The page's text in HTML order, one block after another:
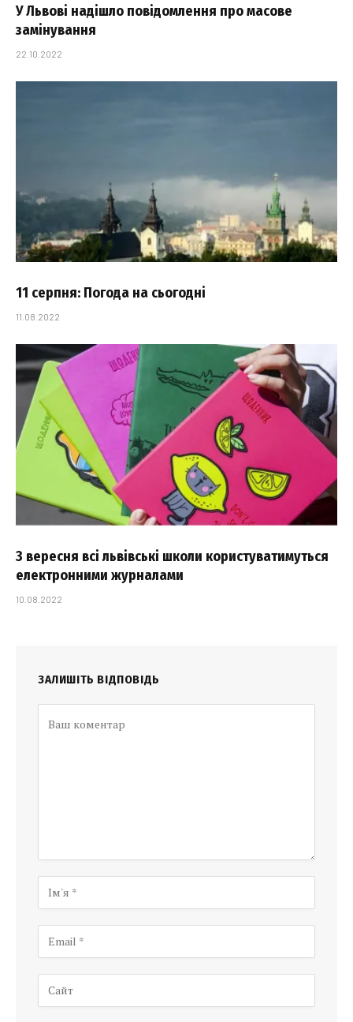
У Львові надішло повідомлення про масове
замінування
22.10.2022
11 серпня: Погода на сьогодні
11.08.2022
З вересня всі львівські школи користуватимуться
електронними журналами
10.08.2022
ЗАЛИШІТЬ ВІДПОВІДЬ